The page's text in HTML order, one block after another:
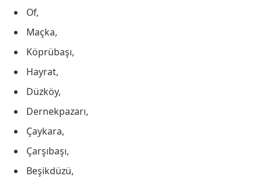
Of,
Maçka,
Köprübaşı,
Hayrat,
Düzköy,
Dernekpazarı,
Çaykara,
Çarşıbaşı,
Beşikdüzü,